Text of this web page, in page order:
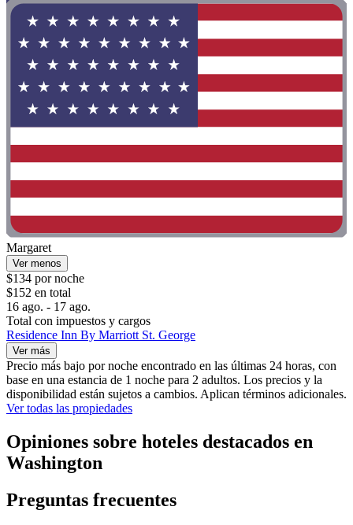
Margaret
Ver menos
$134 por noche
$152 en total
16 ago. - 17 ago.
Total con impuestos y cargos
Residence Inn By Marriott St. George
Ver más
Precio más bajo por noche encontrado en las últimas 24 horas, con
base en una estancia de 1 noche para 2 adultos. Los precios y la
disponibilidad están sujetos a cambios. Aplican términos adicionales.
Ver todas las propiedades
Opiniones sobre hoteles destacados en
Washington
Preguntas frecuentes